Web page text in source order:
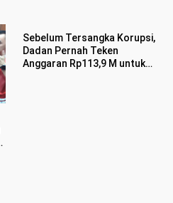
Sebelum Tersangka Korupsi,
Dadan Pernah Teken
Anggaran Rp113,9 M untuk